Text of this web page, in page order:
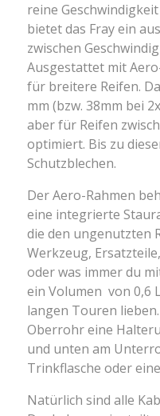
reine
bietet das Fray ein
zwischen
Ausgestattet mit
für breitere Reifen.
mm (bzw. 38mm bei
aber für Reifen
optimiert. Bis zu
Schutzblechen.
Der Aero-Rahmen
eine integrierte
die den ungenutzten
Werkzeug,
oder was immer du
ein Volumen von 0,6
langen Touren
Oberrohr eine
und unten am
Trinkflasche oder
Natürlich sind alle